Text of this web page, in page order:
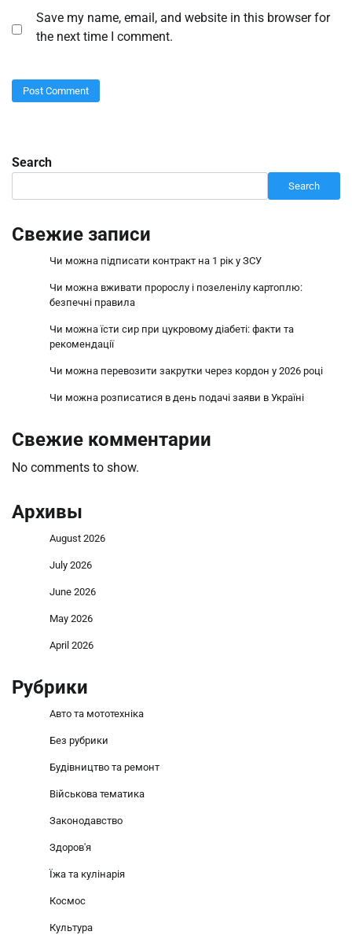
Save my name, email, and website in this browser for
the next time I comment.
Search
Search
Свежие записи
Чи можна підписати контракт на 1 рік у ЗСУ
Чи можна вживати пророслу і позеленілу картоплю:
безпечні правила
Чи можна їсти сир при цукровому діабеті: факти та
рекомендації
Чи можна перевозити закрутки через кордон у 2026 році
Чи можна розписатися в день подачі заяви в Україні
Свежие комментарии
No comments to show.
Архивы
August 2026
July 2026
June 2026
May 2026
April 2026
Рубрики
Авто та мототехніка
Без рубрики
Будівництво та ремонт
Військова тематика
Законодавство
Здоров'я
Їжа та кулінарія
Космос
Культура